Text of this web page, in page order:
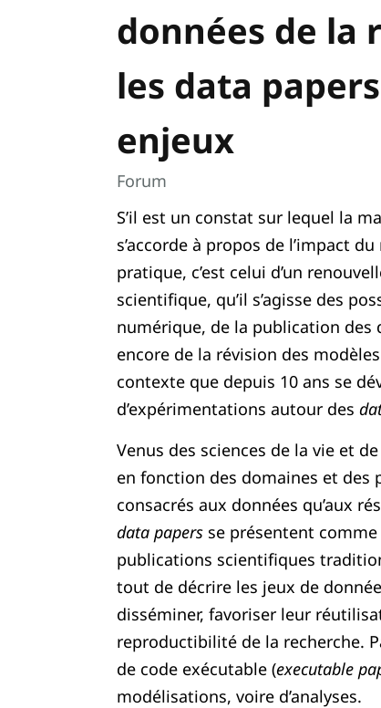
données de la
les data
enjeux
Forum
S’il est un constat sur lequel la
s’accorde à propos de l’impact
pratique, c’est celui d’un
scientifique, qu’il s’agisse des
numérique, de la publication des
encore de la révision des
contexte que depuis 10 ans se
d’expérimentations autour des
Venus des sciences de la vie et
en fonction des domaines et des
consacrés aux données qu’aux
data papersse présentent
publications scientifiques
tout de décrire les jeux de
disséminer, favoriser leur
reproductibilité de la recherche.
de code exécutable (executable
modélisations, voire d’analyses.